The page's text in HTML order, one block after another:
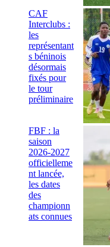
CAF
Interclubs :
les
représentant
s béninois
désormais
fixés pour
le tour
préliminaire
FBF : la
saison
2026-2027
officielleme
nt lancée,
les dates
des
championn
ats connues